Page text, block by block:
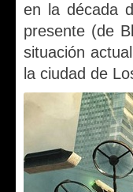
en la década
presente (de
situación
la ciudad de